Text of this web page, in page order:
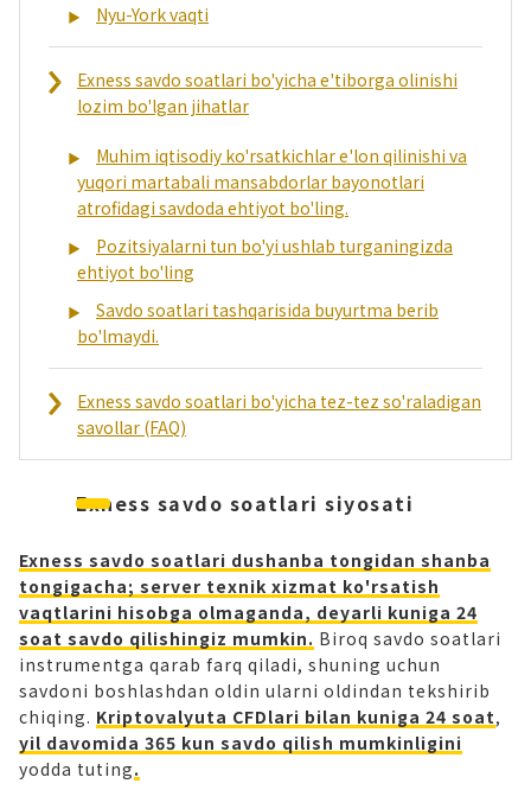
Nyu-York vaqti
Exness savdo soatlari bo'yicha e'tiborga olinishi
lozim bo'lgan jihatlar
Muhim iqtisodiy ko'rsatkichlar e'lon qilinishi va
yuqori martabali mansabdorlar bayonotlari
atrofidagi savdoda ehtiyot bo'ling.
Pozitsiyalarni tun bo'yi ushlab turganingizda
ehtiyot bo'ling
Savdo soatlari tashqarisida buyurtma berib
bo'lmaydi.
Exness savdo soatlari bo'yicha tez-tez so'raladigan
savollar (FAQ)
Exness savdo soatlari siyosati
Exness savdo soatlari dushanba tongidan shanba
tongigacha; server texnik xizmat ko'rsatish
vaqtlarini hisobga olmaganda, deyarli kuniga 24
soat savdo qilishingiz mumkin. Biroq savdo soatlari
instrumentga qarab farq qiladi, shuning uchun
savdoni boshlashdan oldin ularni oldindan tekshirib
chiqing. Kriptovalyuta CFDlari bilan kuniga 24 soat,
yil davomida 365 kun savdo qilish mumkinligini
yodda tuting.